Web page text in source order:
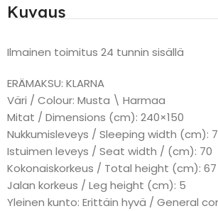
Kuvaus
Ilmainen toimitus 24 tunnin sisällä
ERÄMAKSU: KLARNA
Väri / Colour: Musta \ Harmaa
Mitat / Dimensions (cm): 240×150
Nukkumisleveys / Sleeping width (cm):
Istuimen leveys / Seat width / (cm): 70
Kokonaiskorkeus / Total height (cm): 67
Jalan korkeus / Leg height (cm): 5
Yleinen kunto: Erittäin hyvä / General